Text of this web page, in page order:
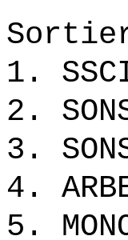
1.
2.
3.
4.
5.